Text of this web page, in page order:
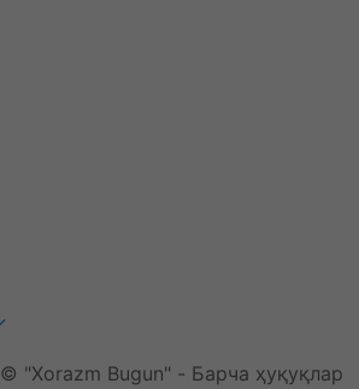
© "Xorazm Bugun" - Барча ҳуқуқлар